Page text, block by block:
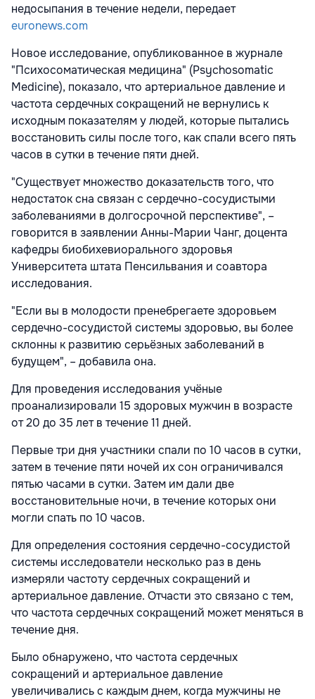
недосыпания в течение недели, передает
euronews.com
Новое исследование, опубликованное в журнале
"Психосоматическая медицина" (Psychosomatic
Medicine), показало, что артериальное давление и
частота сердечных сокращений не вернулись к
исходным показателям у людей, которые пытались
восстановить силы после того, как спали всего пять
часов в сутки в течение пяти дней.
"Существует множество доказательств того, что
недостаток сна связан с сердечно-сосудистыми
заболеваниями в долгосрочной перспективе", –
говорится в заявлении Анны-Марии Чанг, доцента
кафедры биобихевиорального здоровья
Университета штата Пенсильвания и соавтора
исследования.
"Если вы в молодости пренебрегаете здоровьем
сердечно-сосудистой системы здоровью, вы более
склонны к развитию серьёзных заболеваний в
будущем", – добавила она.
Для проведения исследования учёные
проанализировали 15 здоровых мужчин в возрасте
от 20 до 35 лет в течение 11 дней.
Первые три дня участники спали по 10 часов в сутки,
затем в течение пяти ночей их сон ограничивался
пятью часами в сутки. Затем им дали две
восстановительные ночи, в течение которых они
могли спать по 10 часов.
Для определения состояния сердечно-сосудистой
системы исследователи несколько раз в день
измеряли частоту сердечных сокращений и
артериальное давление. Отчасти это связано с тем,
что частота сердечных сокращений может меняться в
течение дня.
Было обнаружено, что частота сердечных
сокращений и артериальное давление
увеличивались с каждым днем, когда мужчины не